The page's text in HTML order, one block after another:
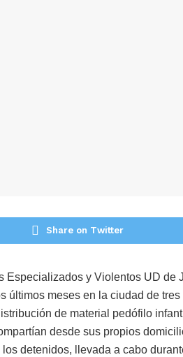
Share on Twitter
Especializados y Violentos UD de
últimos meses en la ciudad de
de material pedófilo
desde sus propios
detenidos, llevada a cabo